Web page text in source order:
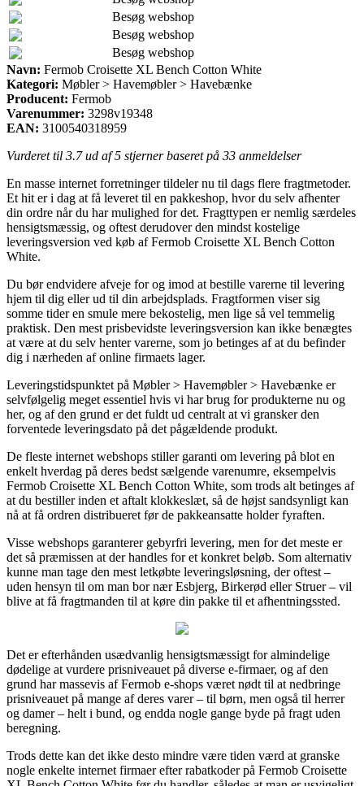
Besøg webshop
Besøg webshop
Besøg webshop
Navn: Fermob Croisette XL Bench Cotton White
Kategori: Møbler > Havemøbler > Havebænke
Producent: Fermob
Varenummer: 3298v19348
EAN: 3100540318959
Vurderet til 3.7ud af 5 stjerner baseret på 33 anmeldelser
En masse internet forretninger tildeler nu til dags flere fragtmetoder.
Et hit er i dag at få leveret til en pakkeshop, hvor du selv afhenter
din ordre når du har mulighed for det. Fragttypen er nemlig særdeles
hensigtsmæssig, og oftest derudover den mindst kostelige
leveringsversion ved køb af Fermob Croisette XL Bench Cotton
White.
Du bør endvidere afveje for og imod at bestille varerne til levering
hjem til dig eller ud til din arbejdsplads. Fragtformen viser sig
somme tider en smule mere bekostelig, men lige så vel temmelig
praktisk. Den mest prisbevidste leveringsversion kan ikke benægtes
at være at du selv henter varerne, som jo betinges af at du befinder
dig i nærheden af online firmaets lager.
Leveringstidspunktet på Møbler > Havemøbler > Havebænke er
selvfølgelig meget essentiel hvis vi har brug for produkterne nu og
her, og af den grund er det fuldt ud centralt at vi gransker den
forventede leveringsdato på det pågældende produkt.
De fleste internet webshops stiller garanti om levering på blot en
enkelt hverdag på deres bedst sælgende varenumre, eksempelvis
Fermob Croisette XL Bench Cotton White, som trods alt betinges af
at du bestiller inden et aftalt klokkeslæt, så de højst sandsynligt kan
nå at få ordren distribueret før de pakkeansatte holder fyraften.
Visse webshops garanterer gebyrfri levering, men for det meste er
det så præmissen at der handles for et konkret beløb. Som alternativ
kunne man tage den mest letkøbte leveringsløsning, der oftest –
uden hensyn til om man bor nær Esbjerg, Birkerød eller Struer – vil
blive at få fragtmanden til at køre din pakke til et afhentningssted.
Det er efterhånden usædvanlig hensigtsmæssigt for almindelige
dødelige at vurdere prisniveauet på diverse e-firmaer, og af den
grund har massevis af Fermob e-shops været nødt til at nedbringe
prisniveauet på mange af deres varer – til børn, men også til herrer
og damer – helt i bund, og endda nogle gange byde på fragt uden
beregning.
Trods dette kan det ikke desto mindre være tiden værd at granske
nogle enkelte internet firmaer efter rabatkoder på Fermob Croisette